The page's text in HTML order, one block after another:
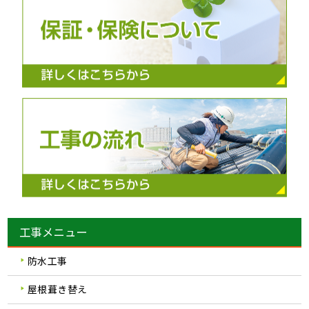
工事メニュー
防水工事
屋根葺き替え